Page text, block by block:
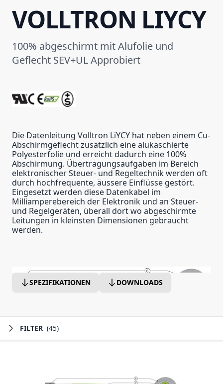
VOLLTRON LIYCY
100% abgeschirmt mit Alufolie und
Geflecht SEV+UL Approbiert
Die Datenleitung Volltron LiYCY hat neben einem Cu-
Abschirmgeflecht zusätzlich eine alukaschierte
Polyesterfolie und erreicht dadurch eine 100%
Abschirmung. Übertragungsaufgaben im Bereich
elektronischer Steuer- und Regeltechnik werden oft
durch hochfrequente, äussere Einflüsse gestört.
Eingesetzt werden diese Datenkabel im
Milliamperebereich der Elektronik und an Steuer-
und Regelgeräten, überall dort wo abgeschirmte
Leitungen in kleinsten Dimensionen gebraucht
werden.
SPEZIFIKATIONEN DOWNLOADS
FILTER (45)